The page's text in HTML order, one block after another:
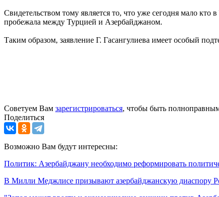
Свидетельством тому является то, что уже сегодня мало
пробежала между Турцией и Азербайджаном.
Таким образом, заявление Г. Гасангулиева имеет особый
Советуем Вам зарегистрироваться, чтобы быть
Поделиться
Возможно Вам будут интересны:
Политик: Азербайджану необходимо реформировать
В Милли Меджлисе призывают азербайджанскую диаспору